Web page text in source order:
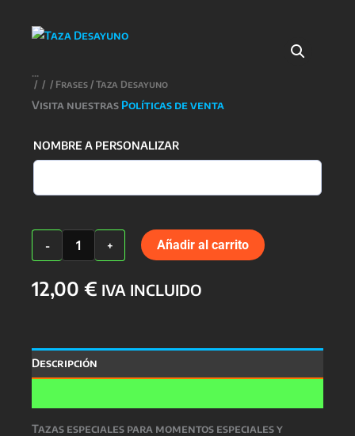
/ / / Frases / Taza Desayuno
Visita nuestras Políticas de venta
NOMBRE A PERSONALIZAR
-
Taza
Desayuno
+ Añadir al carrito
12,00 € IVA INCLUIDO
Descripción
Tazas especiales para momentos especiales y